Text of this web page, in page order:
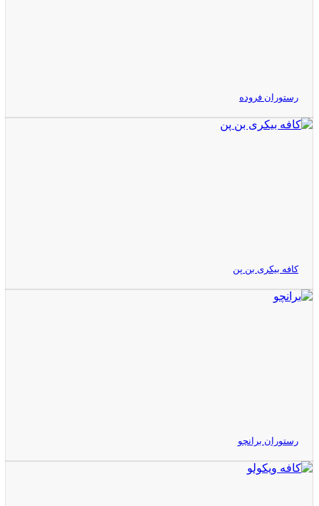
رستوران فروده
کافه بیکری بن پن
رستوران برانچو